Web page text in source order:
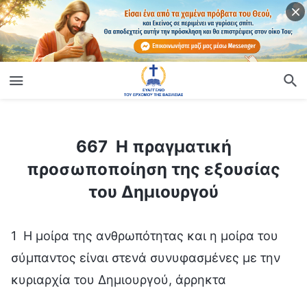
667 Η πραγματική
προσωποποίηση της εξουσίας
του Δημιουργού
1 Η μοίρα της ανθρωπότητας και η μοίρα του
σύμπαντος είναι στενά συνυφασμένες με την
κυριαρχία του Δημιουργού, άρρηκτα